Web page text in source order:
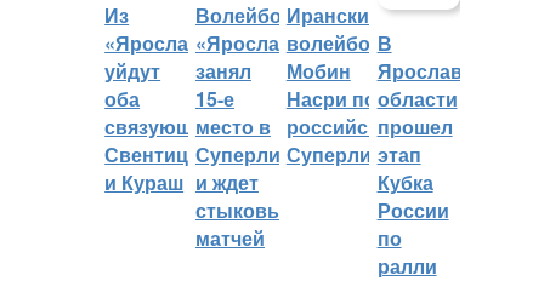
Из
«Ярославича»
уйдут
оба
связующих:
Свентицкис
и Кураш
Волейбольный
«Ярославич»
занял
15-е
место в
Суперлиге
и ждет
стыковых
матчей
Иранский
волейболист
Мобин
Насри покинет
российскую
Суперлигу
В
Ярославской
области
прошел
этап
Кубка
России
по
ралли